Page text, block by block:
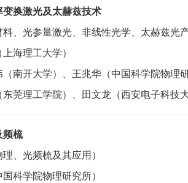
换激光及太赫兹技术
料、光参量激光、非线性光学、太赫兹光
海理工大学）
南开大学）、王兆华（中国科学院物理
莞理工学院）、田文龙（西安电子科技大
频梳
、光频梳及其应用）
科学院物理研究所）